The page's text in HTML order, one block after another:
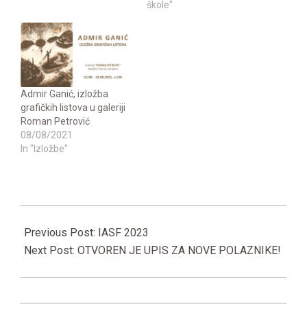
škole"
Admir Ganić, izložba
grafičkih listova u galeriji
Roman Petrović
08/08/2021
In "Izložbe"
06-
26
Previous Post: IASF 2023
Next Post: OTVOREN JE UPIS ZA NOVE POLAZNIKE!